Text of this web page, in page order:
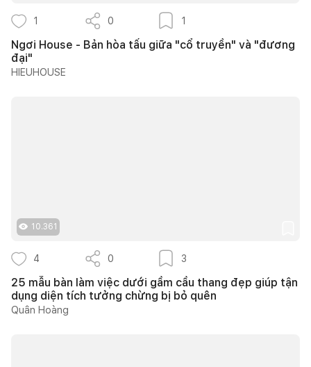
1 0 1
Ngơi House - Bản hòa tấu giữa "cổ truyền" và "đương
đại"
HIEUHOUSE
10.361
4 0 3
25 mẫu bàn làm việc dưới gầm cầu thang đẹp giúp tận
dụng diện tích tưởng chừng bị bỏ quên
Quân Hoàng